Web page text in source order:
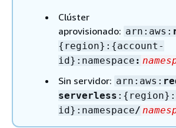
Clúster
aprovisionado: arn:aws:
{ region}: {account-
id}:namespace :
Sin servidor: arn:aws:
serverless : { region}:
id}:namespace/